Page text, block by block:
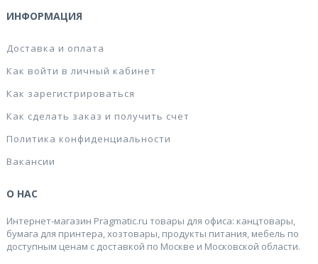
ИНФОРМАЦИЯ
Доставка и оплата
Как войти в личный кабинет
Как зарегистрироваться
Как сделать заказ и получить счет
Политика конфиденциальности
Вакансии
О НАС
Интернет-магазин Pragmatic.ru товары для офиса: канцтовары,
бумага для принтера, хозтовары, продукты питания, мебель по
доступным ценам с доставкой по Москве и Московской области.